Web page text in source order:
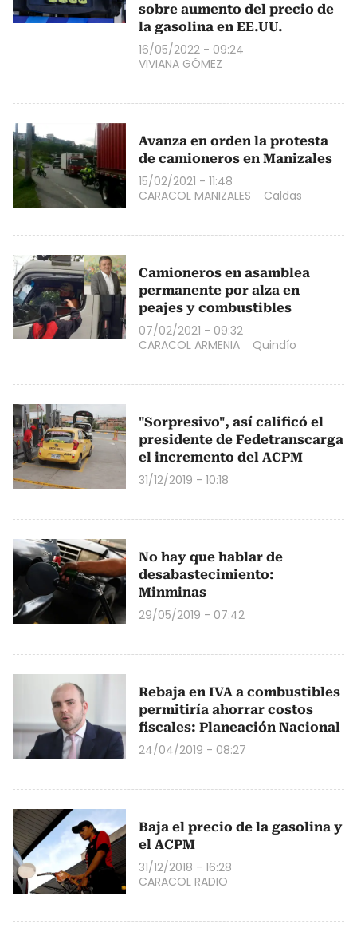
sobre aumento del precio de
la gasolina en EE.UU.
16/05/2022 - 09:24
VIVIANA GÓMEZ
Avanza en orden la protesta
de camioneros en Manizales
15/02/2021 - 11:48
CARACOL MANIZALES
Caldas
Camioneros en asamblea
permanente por alza en
peajes y combustibles
07/02/2021 - 09:32
CARACOL ARMENIA
Quindío
"Sorpresivo", así calificó el
presidente de Fedetranscarga
el incremento del ACPM
31/12/2019 - 10:18
No hay que hablar de
desabastecimiento:
Minminas
29/05/2019 - 07:42
Rebaja en IVA a combustibles
permitiría ahorrar costos
fiscales: Planeación Nacional
24/04/2019 - 08:27
Baja el precio de la gasolina y
el ACPM
31/12/2018 - 16:28
CARACOL RADIO